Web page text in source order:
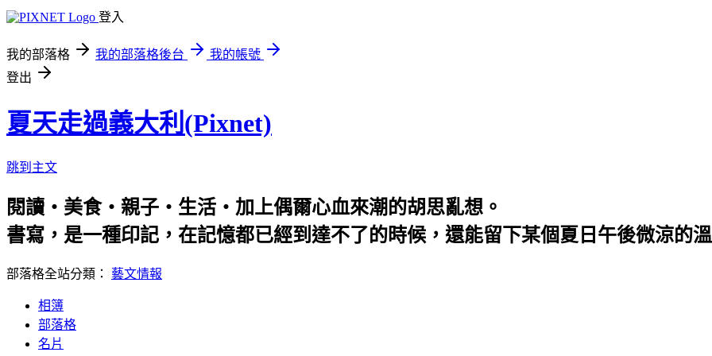
登入
我的部落格 我的部落格後台
我的帳號
登出
夏天走過義大利(Pixnet)
跳到主文
閱讀‧美食‧親子‧生活‧加上偶爾心血來潮的胡思亂想。
書寫，是一種印記，在記憶都已經到達不了的時候，還能留下某個夏日午後微涼的
部落格全站分類： 藝文情報
相簿
部落格
名片